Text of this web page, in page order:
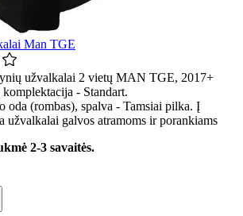
Man TGE
užvalkalai 2 vietų MAN TGE, 2017+
- Standart.
oda (rombas), spalva - Tamsiai pilka. Į
užvalkalai galvos atramoms ir porankiams
2-3 savaitės.